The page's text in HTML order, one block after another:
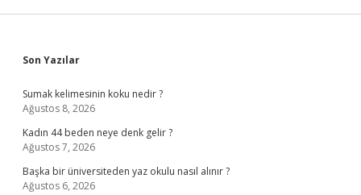
Sidebar
Son Yazılar
Sumak kelimesinin koku nedir ?
Ağustos 8, 2026
Kadın 44 beden neye denk gelir ?
Ağustos 7, 2026
Başka bir üniversiteden yaz okulu nasıl alınır ?
Ağustos 6, 2026